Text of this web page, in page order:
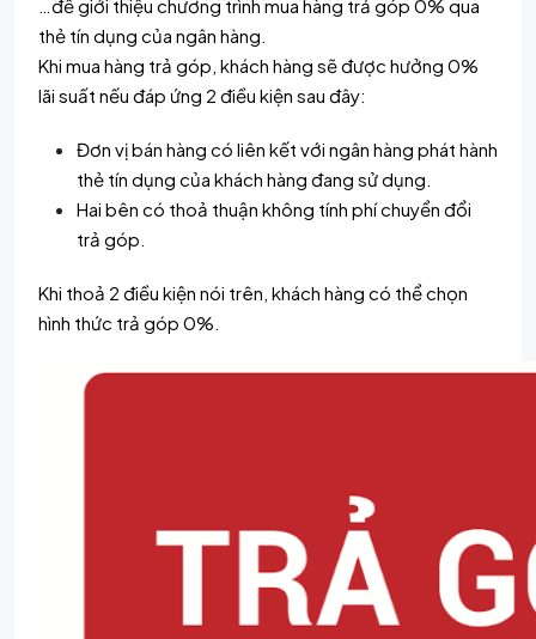
…để giới thiệu chương trình mua hàng trả góp 0% qua
thẻ tín dụng của ngân hàng.
Khi mua hàng trả góp, khách hàng sẽ được hưởng 0%
lãi suất nếu đáp ứng 2 điều kiện sau đây:
Đơn vị bán hàng có liên kết với ngân hàng phát hành
thẻ tín dụng của khách hàng đang sử dụng.
Hai bên có thoả thuận không tính phí chuyển đổi
trả góp.
Khi thoả 2 điều kiện nói trên, khách hàng có thể chọn
hình thức trả góp 0%.